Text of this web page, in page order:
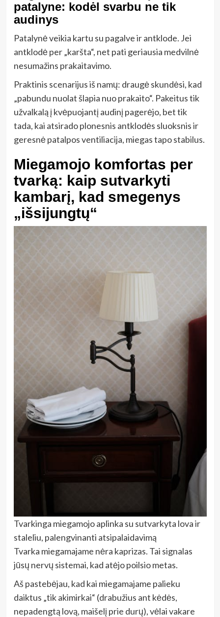
patalyne: kodėl svarbu ne tik
audinys
Patalynė veikia kartu su pagalve ir antklode. Jei
antklodė per „karšta“, net pati geriausia medvilnė
nesumažins prakaitavimo.
Praktinis scenarijus iš namų: draugė skundėsi, kad
„pabundu nuolat šlapia nuo prakaito“. Pakeitus tik
užvalkalą į kvėpuojantį audinį pagerėjo, bet tik
tada, kai atsirado plonesnis antklodės sluoksnis ir
geresnė patalpos ventiliacija, miegas tapo stabilus.
Miegamojo komfortas per
tvarką: kaip sutvarkyti
kambarį, kad smegenys
„išsijungtų“
Tvarkinga miegamojo aplinka su sutvarkyta lova ir
staleliu, palengvinanti atsipalaidavimą
Tvarka miegamajame nėra kaprizas. Tai signalas
jūsų nervų sistemai, kad atėjo poilsio metas.
Aš pastebėjau, kad kai miegamajame palieku
daiktus „tik akimirkai“ (drabužius ant kėdės,
nepadengtą lovą, maišelį prie durų), vėlai vakare